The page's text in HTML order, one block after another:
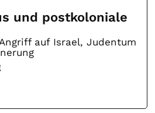
und postkoloniale
auf Israel, Judentum